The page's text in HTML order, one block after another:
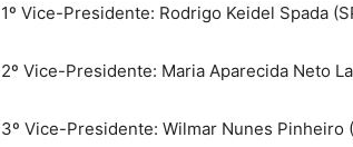
1º Vice-Presidente: Rodrigo Keidel Spada
2º Vice-Presidente: Maria Aparecida Neto
3º Vice-Presidente: Wilmar Nunes Pinheiro